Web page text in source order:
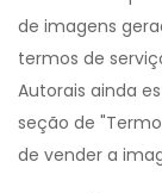
de imagens
termos de
Autorais ainda
seção de
de vender a